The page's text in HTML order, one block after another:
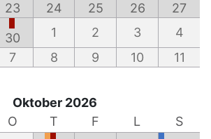
23 24 25 26 27
30 1 2 3
4
7 8 9 10 11
Oktober 2026
O T F L
S